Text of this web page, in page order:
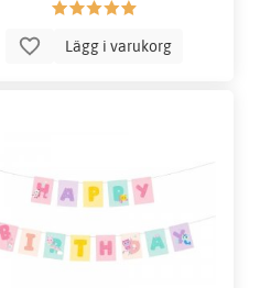
Lägg i varukorg